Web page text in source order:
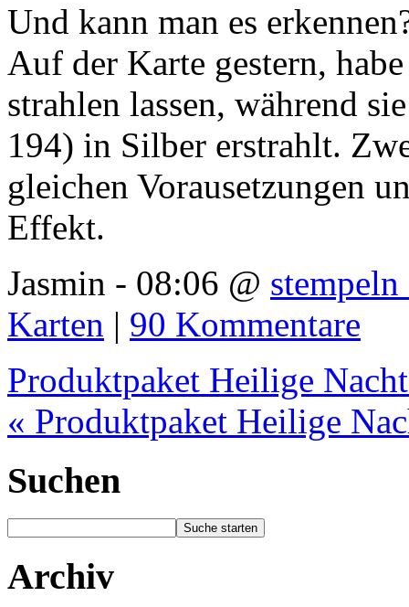
Und kann man es
Auf der Karte gestern,
strahlen lassen, während
194) in Silber erstrahlt.
gleichen Vorausetzungen
Effekt.
Jasmin - 08:06 @
Karten | 90 Kommentare
Produktpaket Heilige
« Produktpaket Heilige
Suchen
Archiv